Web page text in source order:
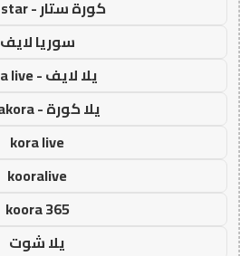
كورة ستار - kora star
سوريا لايف
يلا لايف - yalla live
يلا كورة - yallakora
kora live
kooralive
koora 365
يلا شوت